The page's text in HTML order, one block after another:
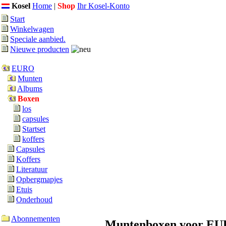
Kosel Home | Shop Ihr Kosel-Konto
Start
Winkelwagen
Speciale aanbied.
Nieuwe producten
EURO
Munten
Albums
Boxen
los
capsules
Startset
koffers
Capsules
Koffers
Literatuur
Opbergmapjes
Etuis
Onderhoud
Abonnementen